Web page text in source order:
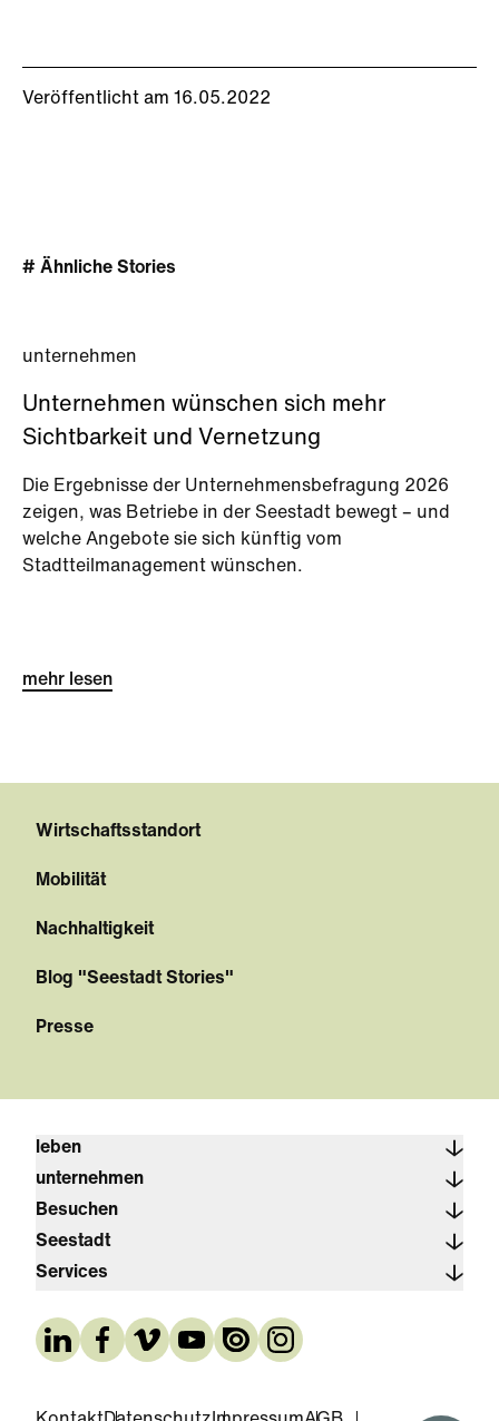
Veröffentlicht am 16.05.2022
# Ähnliche Stories
unternehmen
Unternehmen wünschen sich mehr
Sichtbarkeit und Vernetzung
Die Ergebnisse der Unternehmensbefragung 2026
zeigen, was Betriebe in der Seestadt bewegt – und
welche Angebote sie sich künftig vom
Stadtteilmanagement wünschen.
mehr lesen
Wirtschaftsstandort
Mobilität
Nachhaltigkeit
Blog "Seestadt Stories"
Presse
leben
unternehmen
Besuchen
Seestadt
Services